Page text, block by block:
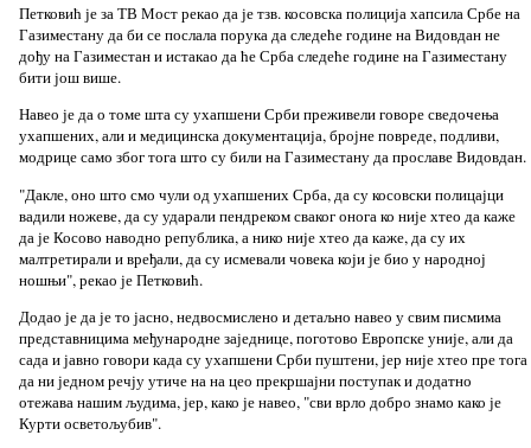
Петковић је за ТВ Мост рекао да је тзв. косовска полиција хапсила Србе на
Газиместану да би се послала порука да следеће године на Видовдан не
дођу на Газиместан и истакао да ће Срба следеће године на Газиместану
бити још више.
Навео је да о томе шта су ухапшени Срби преживели говоре сведочења
ухапшених, али и медицинска документација, бројне повреде, подливи,
модрице само због тога што су били на Газиместану да прославе Видовдан.
"Дакле, оно што смо чули од ухапшених Срба, да су косовски полицајци
вадили ножеве, да су ударали пендреком сваког онога ко није хтео да каже
да је Косово наводно република, а нико није хтео да каже, да су их
малтретирали и вређали, да су исмевали човека који је био у народној
ношњи", рекао је Петковић.
Додао је да је то јасно, недвосмислено и детаљно навео у свим писмима
представницима међународне заједнице, поготово Европске уније, али да
сада и јавно говори када су ухапшени Срби пуштени, јер није хтео пре тога
да ни једном речју утиче на на цео прекршајни поступак и додатно
отежава нашим људима, јер, како је навео, "сви врло добро знамо како је
Курти осветољубив".